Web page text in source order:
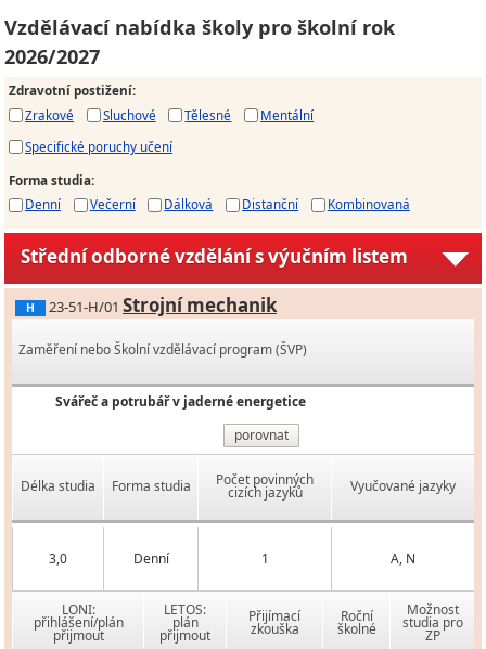
Vzdělávací nabídka školy pro školní rok
2026/2027
Zdravotní postižení:
Zrakové
Sluchové Tělesné
Mentální
Specifické poruchy učení
Forma studia:
Denní
Večerní Dálková Distanční Kombinovaná
Střední odborné vzdělání s výučním listem
H 23-51-H/01 Strojní mechanik
Zaměření nebo Školní vzdělávací program (ŠVP)
Svářeč a potrubář v jaderné energetice
porovnat
Délka studia Forma studia Počet povinných
cizích jazyků Vyučované jazyky
3,0 Denní 1 A, N
LONI:
přihlášení/plán
přijmout
LETOS:
plán
přijmout
Přijímací
zkouška
Roční
školné
Možnost
studia pro
ZP